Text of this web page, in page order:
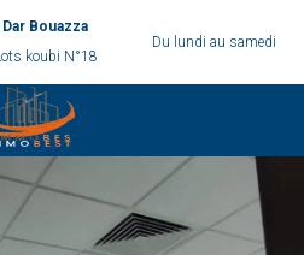
Dar Bouazza
koubi N°18
Du lundi au samedi